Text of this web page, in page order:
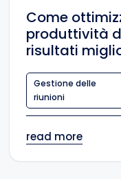
Come
produttività
risultati
Gestione delle
riunioni
read more